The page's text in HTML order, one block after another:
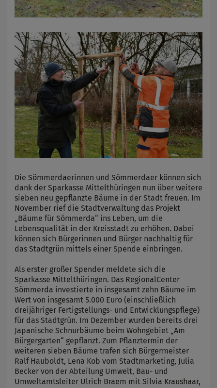
Die Sömmerdaerinnen und Sömmerdaer können sich
dank der Sparkasse Mittelthüringen nun über weitere
sieben neu gepflanzte Bäume in der Stadt freuen. Im
November rief die Stadtverwaltung das Projekt
„Bäume für Sömmerda“ ins Leben, um die
Lebensqualität in der Kreisstadt zu erhöhen. Dabei
können sich Bürgerinnen und Bürger nachhaltig für
das Stadtgrün mittels einer Spende einbringen.
Als erster großer Spender meldete sich die
Sparkasse Mittelthüringen. Das RegionalCenter
Sömmerda investierte in insgesamt zehn Bäume im
Wert von insgesamt 5.000 Euro (einschließlich
dreijähriger Fertigstellungs- und Entwicklungspflege)
für das Stadtgrün. Im Dezember wurden bereits drei
Japanische Schnurbäume beim Wohngebiet „Am
Bürgergarten“ gepflanzt. Zum Pflanztermin der
weiteren sieben Bäume trafen sich Bürgermeister
Ralf Hauboldt, Lena Kob vom Stadtmarketing, Julia
Becker von der Abteilung Umwelt, Bau- und
Umweltamtsleiter Ulrich Braem mit Silvia Kraushaar,